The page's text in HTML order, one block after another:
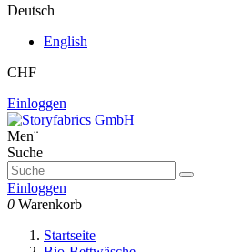
Deutsch
English
CHF
Einloggen
Men¨
Suche
Einloggen
0 Warenkorb
Startseite